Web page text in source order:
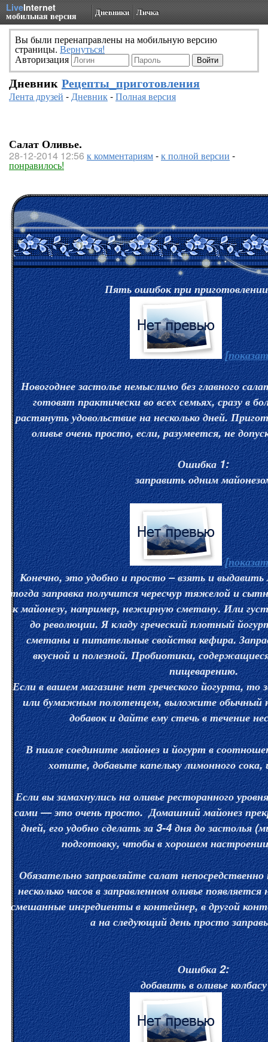
LiveInternet
мобильная версия Дневники Личка
Вы были перенаправлены на мобильную версию
страницы. Вернуться!
Авторизация
Дневник Рецепты_приготовления
Лента друзей -Дневник-Полная версия
Салат Оливье.
28-12-2014 12:56 к комментариям-к полной версии -
понравилось!
Пять ошибок при приготовлении
Новогоднее застолье немыслимо без главного
готовят практически во всех семьях, сразу в
растянуть удовольствие на несколько дней.
оливье очень просто, если, разумеется, не
Ошибка 1:
заправить одним
Конечно, это удобно и просто – взять и
тогда заправка получится чересчур тяжелой и
к майонезу, например, нежирную сметану. Или
до революции. Я кладу греческий плотный
сметаны и питательные свойства кефира.
вкусной и полезной. Пробиотики,
пищеварению.
Если в вашем магазине нет греческого йогурта, то
или бумажным полотенцем, выложите обычный
добавок и дайте ему стечь в течение
В пиале соедините майонез и йогурт в
хотите, добавьте капельку лимонного сока,
Если вы замахнулись на оливье ресторанного
сами — это очень просто. Домашний майонез
дней, его удобно сделать за 3-4 дня до застолья
подготовку, чтобы в хорошем
Обязательно заправляйте салат непосредственно
несколько часов в заправленном оливье
смешанные ингредиенты в контейнер, в другой
а на следующий день просто
Ошибка 2:
добавить в оливье колбасу